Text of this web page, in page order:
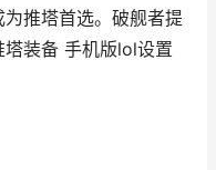
推塔首选。破舰者提
装备 手机版lol设置